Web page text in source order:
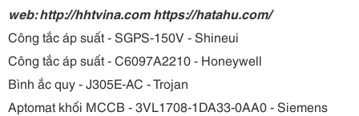
web: http://hhtvina.com https://hatahu.com/
Công tắc áp suất - SGPS-150V - Shineui
Công tắc áp suất - C6097A2210 - Honeywell
Bình ắc quy - J305E-AC - Trojan
Aptomat khối MCCB - 3VL1708-1DA33-0AA0 - Siemens